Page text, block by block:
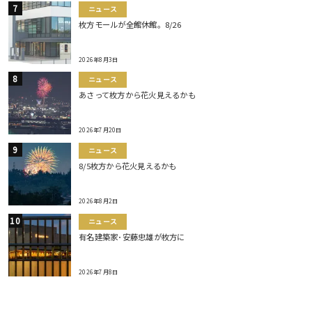
ニュース
枚方モールが全館休館。8/26
2026年8月3日
ニュース
あさって枚方から花火見えるかも
2026年7月20日
ニュース
8/5枚方から花火見えるかも
2026年8月2日
ニュース
有名建築家･安藤忠雄が枚方に
2026年7月8日